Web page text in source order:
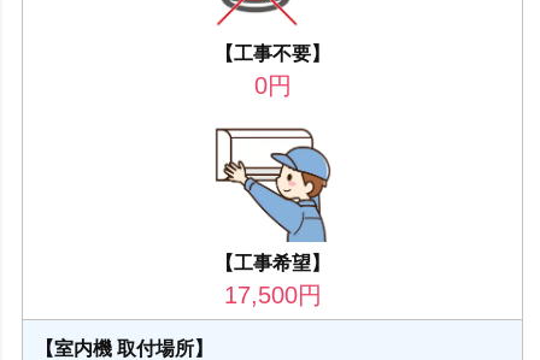
【工事不要】
0円
【工事希望】
17,500円
【室内機 取付場所】